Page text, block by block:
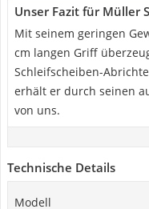
Unser Fazit für Müller
Mit seinem geringen
cm langen Griff
Schleifscheiben-
erhält er durch seinen
von uns.
Technische Details
Modell